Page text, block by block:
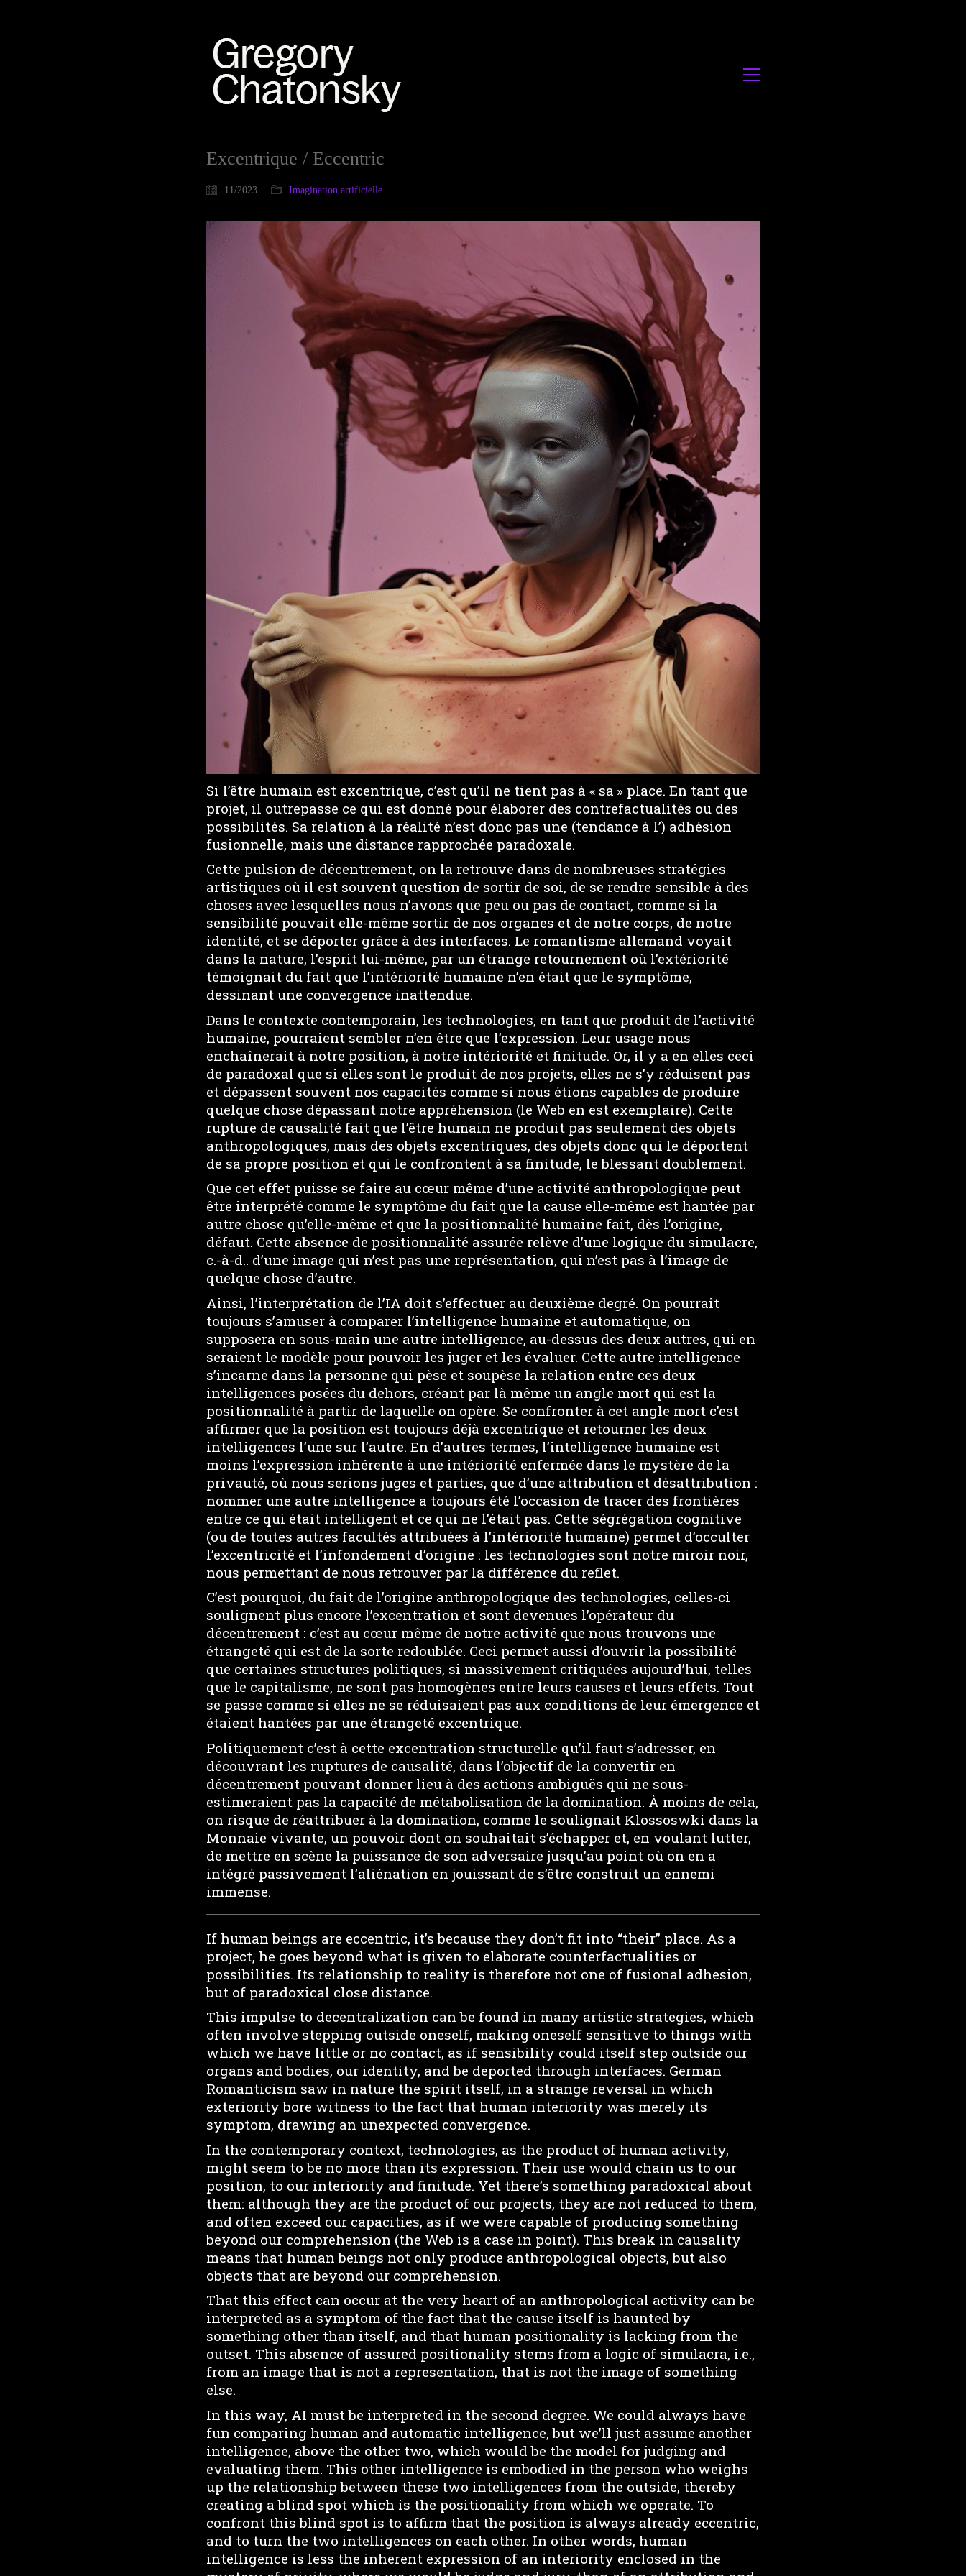
Excentrique / Eccentric
11/2023 Imagination artificielle
Si l’être humain est excentrique, c’est qu’il ne tient pas à « sa » place. En tant que
projet, il outrepasse ce qui est donné pour élaborer des contrefactualités ou des
possibilités. Sa relation à la réalité n’est donc pas une (tendance à l’) adhésion
fusionnelle, mais une distance rapprochée paradoxale.
Cette pulsion de décentrement, on la retrouve dans de nombreuses stratégies
artistiques où il est souvent question de sortir de soi, de se rendre sensible à des
choses avec lesquelles nous n’avons que peu ou pas de contact, comme si la
sensibilité pouvait elle-même sortir de nos organes et de notre corps, de notre
identité, et se déporter grâce à des interfaces. Le romantisme allemand voyait
dans la nature, l’esprit lui-même, par un étrange retournement où l’extériorité
témoignait du fait que l’intériorité humaine n’en était que le symptôme,
dessinant une convergence inattendue.
Dans le contexte contemporain, les technologies, en tant que produit de l’activité
humaine, pourraient sembler n’en être que l’expression. Leur usage nous
enchaînerait à notre position, à notre intériorité et finitude. Or, il y a en elles ceci
de paradoxal que si elles sont le produit de nos projets, elles ne s’y réduisent pas
et dépassent souvent nos capacités comme si nous étions capables de produire
quelque chose dépassant notre appréhension (le Web en est exemplaire). Cette
rupture de causalité fait que l’être humain ne produit pas seulement des objets
anthropologiques, mais des objets excentriques, des objets donc qui le déportent
de sa propre position et qui le confrontent à sa finitude, le blessant doublement.
Que cet effet puisse se faire au cœur même d’une activité anthropologique peut
être interprété comme le symptôme du fait que la cause elle-même est hantée par
autre chose qu’elle-même et que la positionnalité humaine fait, dès l’origine,
défaut. Cette absence de positionnalité assurée relève d’une logique du simulacre,
c.-à-d.. d’une image qui n’est pas une représentation, qui n’est pas à l’image de
quelque chose d’autre.
Ainsi, l’interprétation de l’IA doit s’effectuer au deuxième degré. On pourrait
toujours s’amuser à comparer l’intelligence humaine et automatique, on
supposera en sous-main une autre intelligence, au-dessus des deux autres, qui en
seraient le modèle pour pouvoir les juger et les évaluer. Cette autre intelligence
s’incarne dans la personne qui pèse et soupèse la relation entre ces deux
intelligences posées du dehors, créant par là même un angle mort qui est la
positionnalité à partir de laquelle on opère. Se confronter à cet angle mort c’est
affirmer que la position est toujours déjà excentrique et retourner les deux
intelligences l’une sur l’autre. En d’autres termes, l’intelligence humaine est
moins l’expression inhérente à une intériorité enfermée dans le mystère de la
privauté, où nous serions juges et parties, que d’une attribution et désattribution :
nommer une autre intelligence a toujours été l’occasion de tracer des frontières
entre ce qui était intelligent et ce qui ne l’était pas. Cette ségrégation cognitive
(ou de toutes autres facultés attribuées à l’intériorité humaine) permet d’occulter
l’excentricité et l’infondement d’origine : les technologies sont notre miroir noir,
nous permettant de nous retrouver par la différence du reflet.
C’est pourquoi, du fait de l’origine anthropologique des technologies, celles-ci
soulignent plus encore l’excentration et sont devenues l’opérateur du
décentrement : c’est au cœur même de notre activité que nous trouvons une
étrangeté qui est de la sorte redoublée. Ceci permet aussi d’ouvrir la possibilité
que certaines structures politiques, si massivement critiquées aujourd’hui, telles
que le capitalisme, ne sont pas homogènes entre leurs causes et leurs effets. Tout
se passe comme si elles ne se réduisaient pas aux conditions de leur émergence et
étaient hantées par une étrangeté excentrique.
Politiquement c’est à cette excentration structurelle qu’il faut s’adresser, en
découvrant les ruptures de causalité, dans l’objectif de la convertir en
décentrement pouvant donner lieu à des actions ambiguës qui ne sous-
estimeraient pas la capacité de métabolisation de la domination. À moins de cela,
on risque de réattribuer à la domination, comme le soulignait Klossoswki dans la
Monnaie vivante, un pouvoir dont on souhaitait s’échapper et, en voulant lutter,
de mettre en scène la puissance de son adversaire jusqu’au point où on en a
intégré passivement l’aliénation en jouissant de s’être construit un ennemi
immense.
If human beings are eccentric, it’s because they don’t fit into “their” place. As a
project, he goes beyond what is given to elaborate counterfactualities or
possibilities. Its relationship to reality is therefore not one of fusional adhesion,
but of paradoxical close distance.
This impulse to decentralization can be found in many artistic strategies, which
often involve stepping outside oneself, making oneself sensitive to things with
which we have little or no contact, as if sensibility could itself step outside our
organs and bodies, our identity, and be deported through interfaces. German
Romanticism saw in nature the spirit itself, in a strange reversal in which
exteriority bore witness to the fact that human interiority was merely its
symptom, drawing an unexpected convergence.
In the contemporary context, technologies, as the product of human activity,
might seem to be no more than its expression. Their use would chain us to our
position, to our interiority and finitude. Yet there’s something paradoxical about
them: although they are the product of our projects, they are not reduced to them,
and often exceed our capacities, as if we were capable of producing something
beyond our comprehension (the Web is a case in point). This break in causality
means that human beings not only produce anthropological objects, but also
objects that are beyond our comprehension.
That this effect can occur at the very heart of an anthropological activity can be
interpreted as a symptom of the fact that the cause itself is haunted by
something other than itself, and that human positionality is lacking from the
outset. This absence of assured positionality stems from a logic of simulacra, i.e.,
from an image that is not a representation, that is not the image of something
else.
In this way, AI must be interpreted in the second degree. We could always have
fun comparing human and automatic intelligence, but we’ll just assume another
intelligence, above the other two, which would be the model for judging and
evaluating them. This other intelligence is embodied in the person who weighs
up the relationship between these two intelligences from the outside, thereby
creating a blind spot which is the positionality from which we operate. To
confront this blind spot is to affirm that the position is always already eccentric,
and to turn the two intelligences on each other. In other words, human
intelligence is less the inherent expression of an interiority enclosed in the